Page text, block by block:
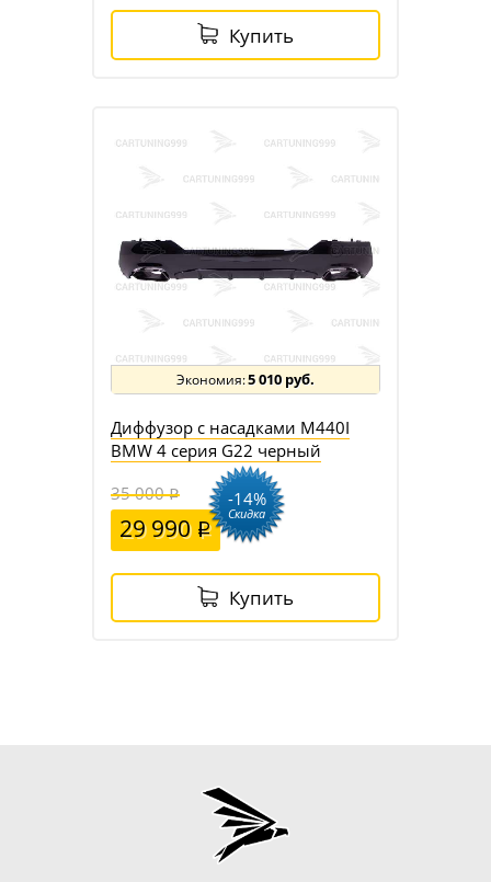
Купить
5 010 руб.
Диффузор с насадками M440I
BMW 4 серия G22 черный
35 000
29 990
-14%
Скидка
Купить